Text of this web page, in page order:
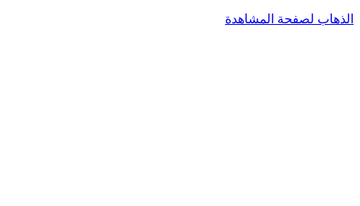
الذهاب لصفحة المشاهدة